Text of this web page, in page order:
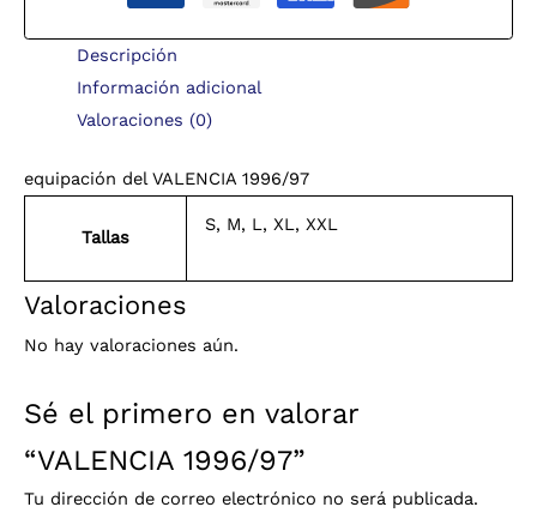
Descripción
Información adicional
Valoraciones (0)
equipación del VALENCIA 1996/97
Tallas
S, M, L, XL, XXL
Valoraciones
No hay valoraciones aún.
Sé el primero en valorar
“VALENCIA 1996/97”
Tu dirección de correo electrónico no será publicada.